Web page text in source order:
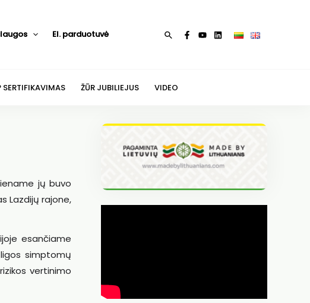
El. parduotuvė Paieška
SERTIFIKAVIMAS ŽŪR JUBILIEJUS VIDEO
jų buvo
Lazdijų rajone,
esančiame
simptomų
vertinimo